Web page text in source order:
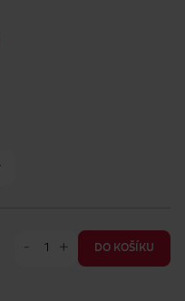
- + DO KOŠÍKU